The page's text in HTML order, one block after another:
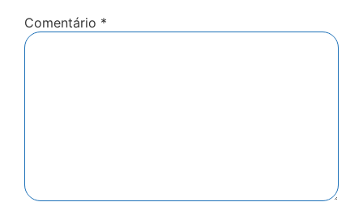
Comentário *